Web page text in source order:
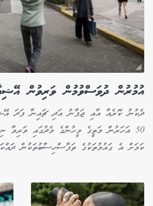
އުމުރުން ދުވަސްވުމުން ވަރިވުން
ދެކުނު ކޮރެއާ އާއި ޖަޕާނު އަދި ޗައިނާ ފަދަ
50 އަހަރުން މަތީގެ މީހުންގެ މެދުގައި
ކަމަށް އެ ގައުމުތަކުގެ ތަފާސްހިސާބުތަކުން